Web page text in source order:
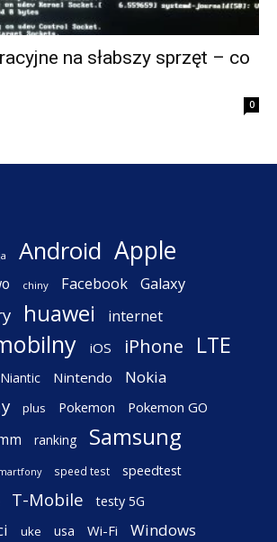
na słabszy sprzęt – co
0
Android Apple
chiny Facebook Galaxy
huawei internet
iOS iPhone LTE
Niantic Nintendo Nokia
plus Pokemon Pokemon GO
ranking Samsung
speed test speedtest
T-Mobile testy 5G
uke usa Wi-Fi Windows